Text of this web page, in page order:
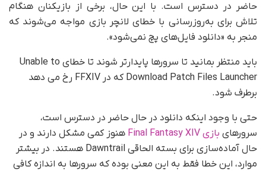
حاضر در دسترس است. با این حال، برخی از بازیکنان هنگام
تلاش برای به‌روزرسانی با خطای لانچر بازی مواجه می‌شوند که
منجر به «دانلود فایل‌های پچ نمی‌شود».
باید منتظر بمانید تا سرورها پایدارتر شوند تا خطای Unable to
Download Patch Files Launcher که در FFXIV رخ می دهد
برطرف شود.
حتی با وجود اینکه دانلود در حال حاضر در دسترس است،
سرورهای بازی Final Fantasy XIV
هنوز کمی مشکل دارند و در
حال آماده‌سازی برای بسته الحاقی Dawntrail هستند. در بیشتر
موارد، این خطا فقط به این معنی بوده که سرورها به اندازه کافی